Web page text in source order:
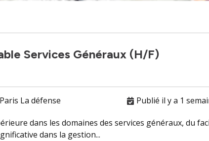
Services Généraux (H/F)
Paris La défense Publié il y a 1
dans les domaines des services généraux, du
dans la gestion...